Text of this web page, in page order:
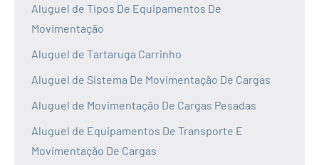
Aluguel de Tipos De Equipamentos De
Movimentação
Aluguel de Tartaruga Carrinho
Aluguel de Sistema De Movimentação De Cargas
Aluguel de Movimentação De Cargas Pesadas
Aluguel de Equipamentos De Transporte E
Movimentação De Cargas